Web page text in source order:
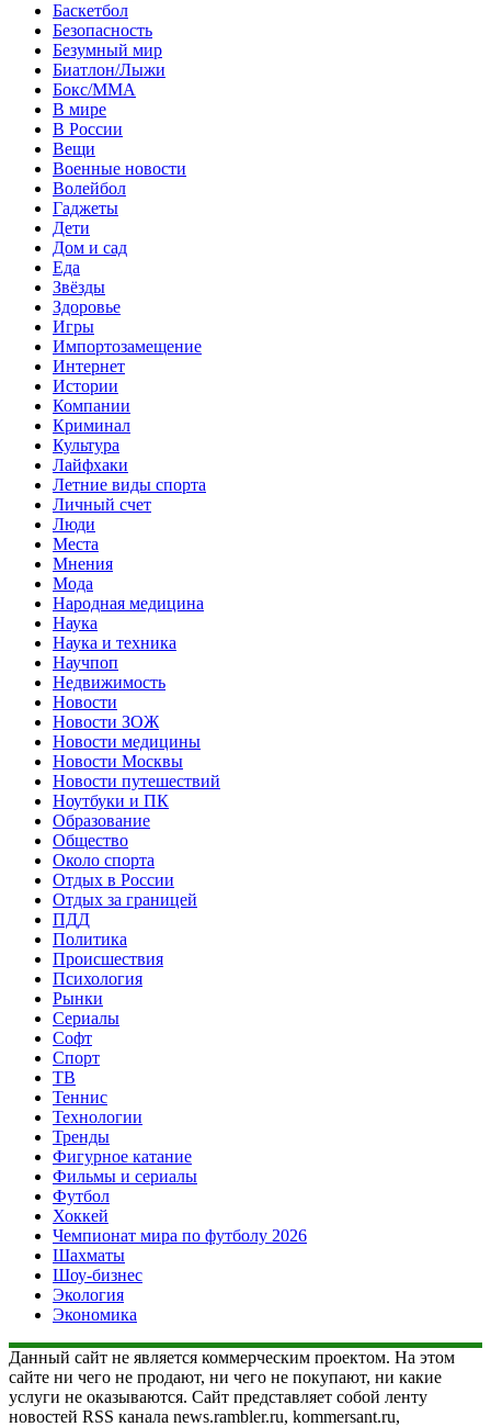
Баскетбол
Безопасность
Безумный мир
Биатлон/Лыжи
Бокс/MMA
В мире
В России
Вещи
Военные новости
Волейбол
Гаджеты
Дети
Дом и сад
Еда
Звёзды
Здоровье
Игры
Импортозамещение
Интернет
Истории
Компании
Криминал
Культура
Лайфхаки
Летние виды спорта
Личный счет
Люди
Места
Мнения
Мода
Народная медицина
Наука
Наука и техника
Научпоп
Недвижимость
Новости
Новости ЗОЖ
Новости медицины
Новости Москвы
Новости путешествий
Ноутбуки и ПК
Образование
Общество
Около спорта
Отдых в России
Отдых за границей
ПДД
Политика
Происшествия
Психология
Рынки
Сериалы
Софт
Спорт
ТВ
Теннис
Технологии
Тренды
Фигурное катание
Фильмы и сериалы
Футбол
Хоккей
Чемпионат мира по футболу 2026
Шахматы
Шоу-бизнес
Экология
Экономика
Данный сайт не является коммерческим проектом. На этом
сайте ни чего не продают, ни чего не покупают, ни какие
услуги не оказываются. Сайт представляет собой ленту
новостей RSS канала news.rambler.ru, kommersant.ru,